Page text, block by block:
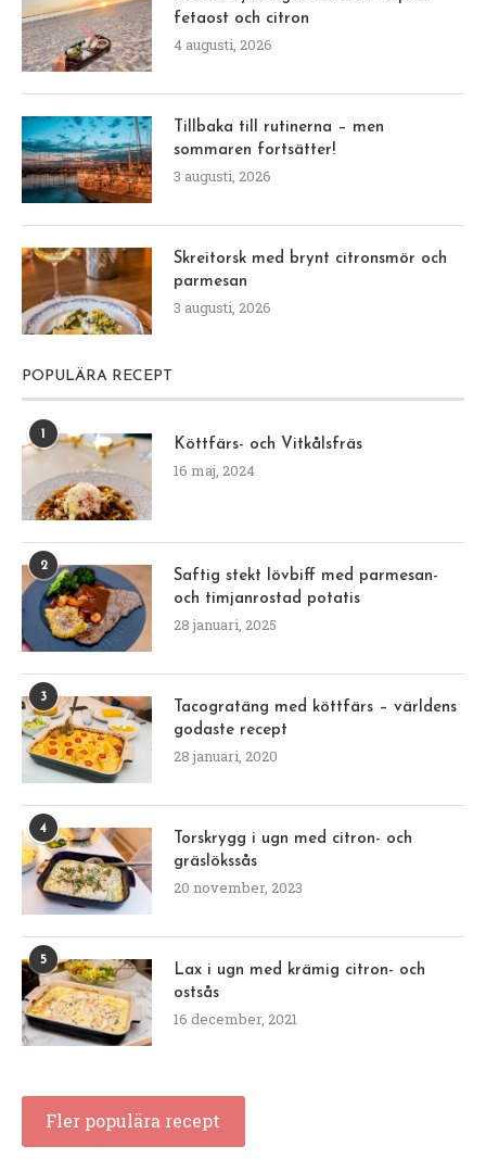
Förrätter och Plock
av
HAPPY lillördag! Om ni äter lite extra gott en dag
som detta så kan jag rekommendera den här
godingen! Det här är så gott! Carpaccio på rostbiff
med härlig vinägrett …
Saftiga kycklingfiléer i Crockpot
avÅse 19 oktober, 2022